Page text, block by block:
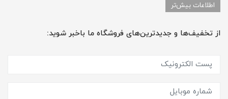
اطلاعات بیش‌تر
از تخفیف‌ها و جدیدترین‌های فروشگاه ما باخبر شوید: